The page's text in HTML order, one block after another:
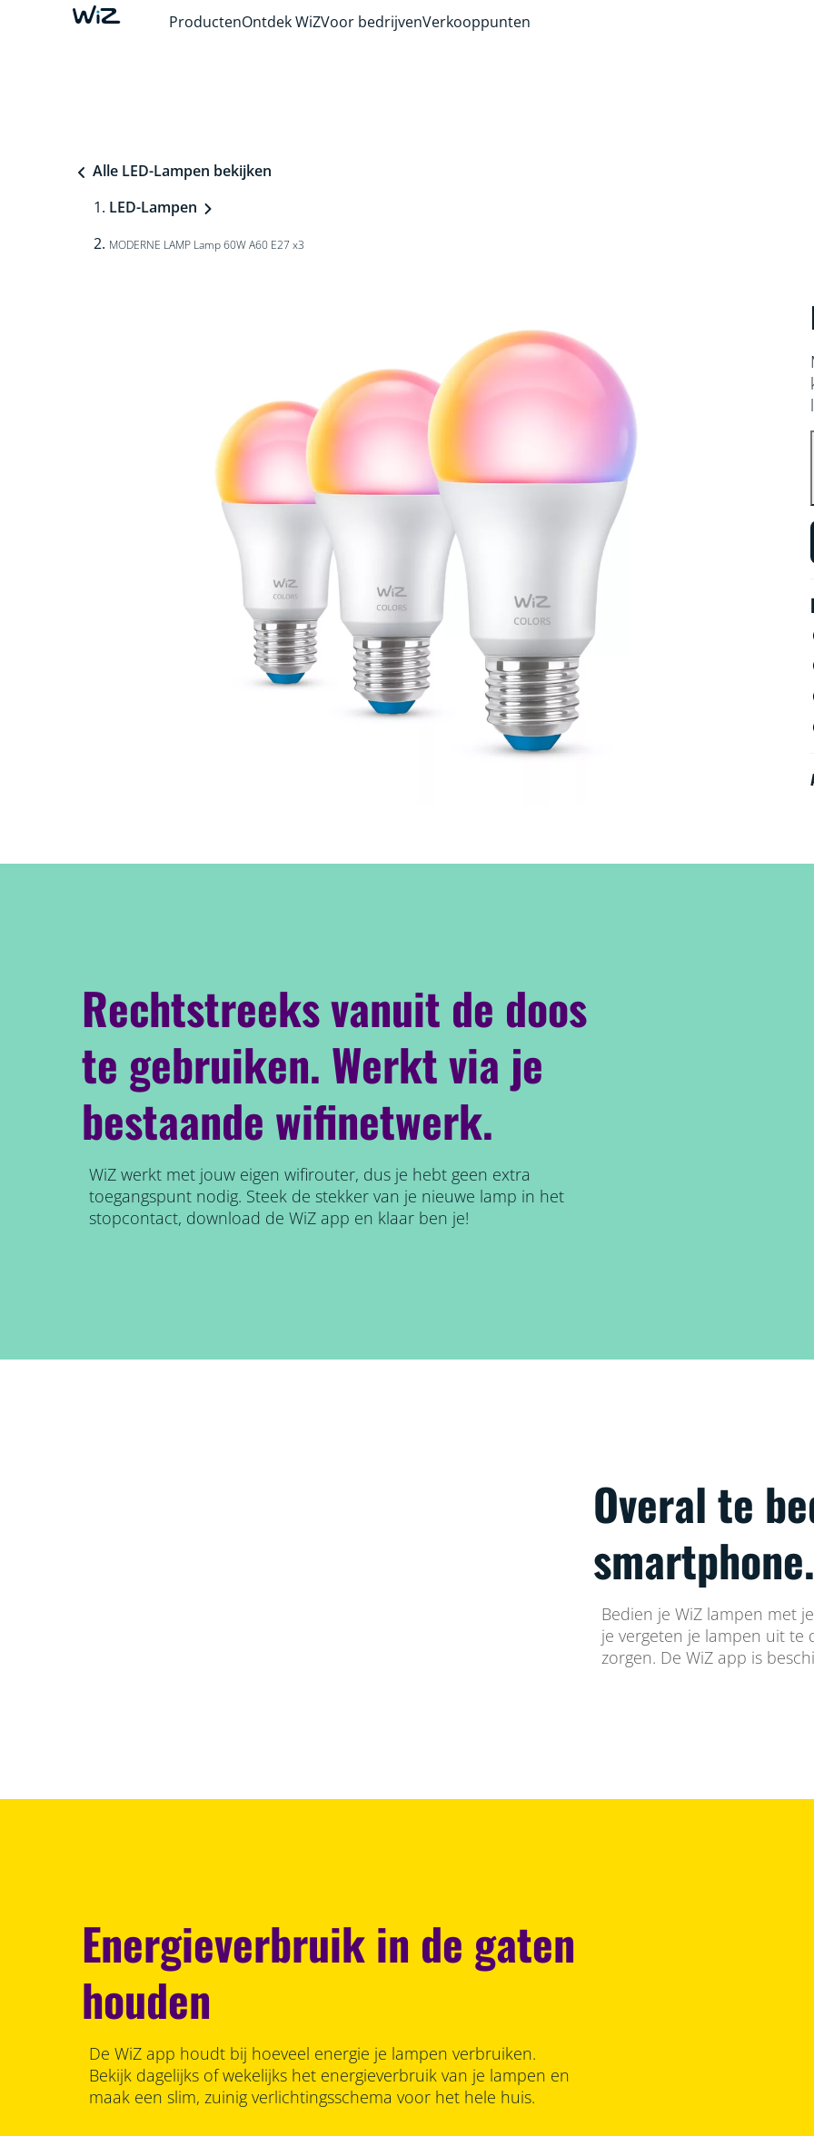
ProductenOntdek WiZVoor bedrijvenVerkooppunten
Alle LED-Lampen bekijken
LED-Lampen
MODERNE LAMP Lamp 60W A60 E27 x3
Rechtstreeks vanuit de doos
te gebruiken. Werkt via je
bestaande wifinetwerk.
WiZ werkt met jouw eigen wifirouter, dus je hebt geen extra
toegangspunt nodig. Steek de stekker van je nieuwe lamp in het
stopcontact, download de WiZ app en klaar ben je!
Overal te
smartphone.
Bedien je WiZ lampen met
je vergeten je lampen uit te
zorgen. De WiZ app is
Energieverbruik in de gaten
houden
De WiZ app houdt bij hoeveel energie je lampen verbruiken.
Bekijk dagelijks of wekelijks het energieverbruik van je lampen en
maak een slim, zuinig verlichtingsschema voor het hele huis.